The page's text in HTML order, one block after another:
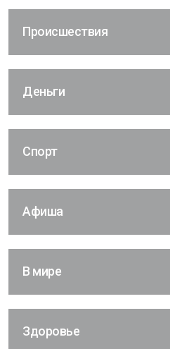
Происшествия
Деньги
Спорт
Афиша
В мире
Здоровье